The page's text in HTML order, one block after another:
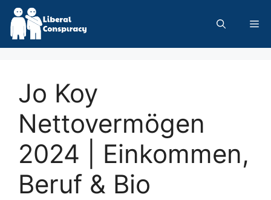
Skip
content
Jo Koy
Nettovermögen
2024 | Einkommen,
Beruf & Bio